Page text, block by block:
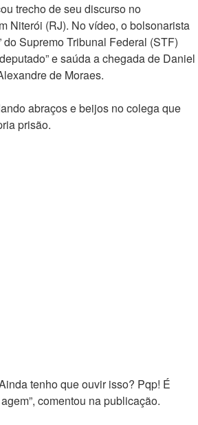
trecho de seu discurso no
Niterói (RJ). No vídeo, o bolsonarista
Supremo Tribunal Federal (STF)
e saúda a chegada de Daniel
de Moraes.
abraços e beijos no colega que
prisão.
tenho que ouvir isso? Pqp! É
comentou na publicação.